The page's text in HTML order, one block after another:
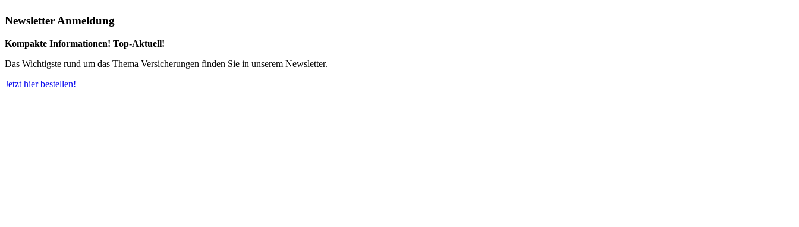
Newsletter Anmeldung
Kompakte Informationen! Top-Aktuell!
Das Wichtigste rund um das Thema Versicherungen finden Sie in unserem Newsletter.
Jetzt hier bestellen!